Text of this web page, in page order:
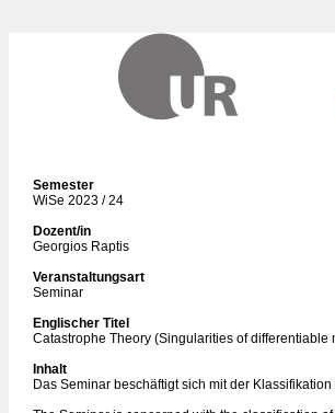
Semester
WiSe 2023 / 24
Dozent/in
Georgios Raptis
Veranstaltungsart
Seminar
Englischer Titel
Catastrophe Theory (Singularities of differentiable
Inhalt
Das Seminar beschäftigt sich mit der